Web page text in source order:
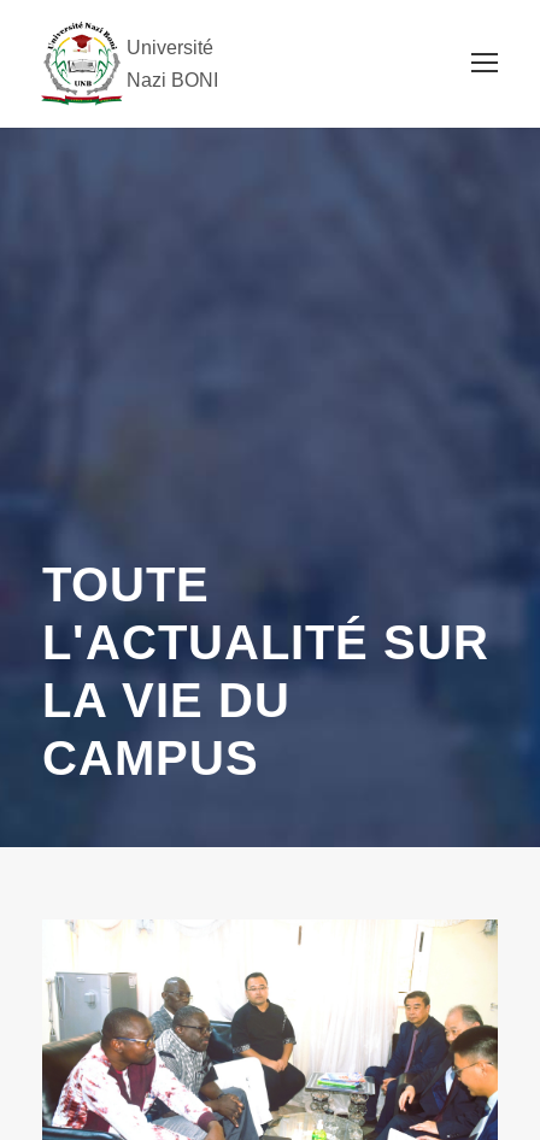
Université
Nazi BONI
TOUTE
L'ACTUALITÉ SUR
LA VIE DU
CAMPUS